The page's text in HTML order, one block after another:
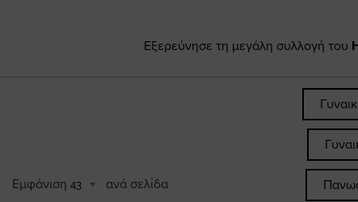
Εξερεύνησε τη μεγάλη συλλογή του
Εμφάνιση 43 ανά σελίδα